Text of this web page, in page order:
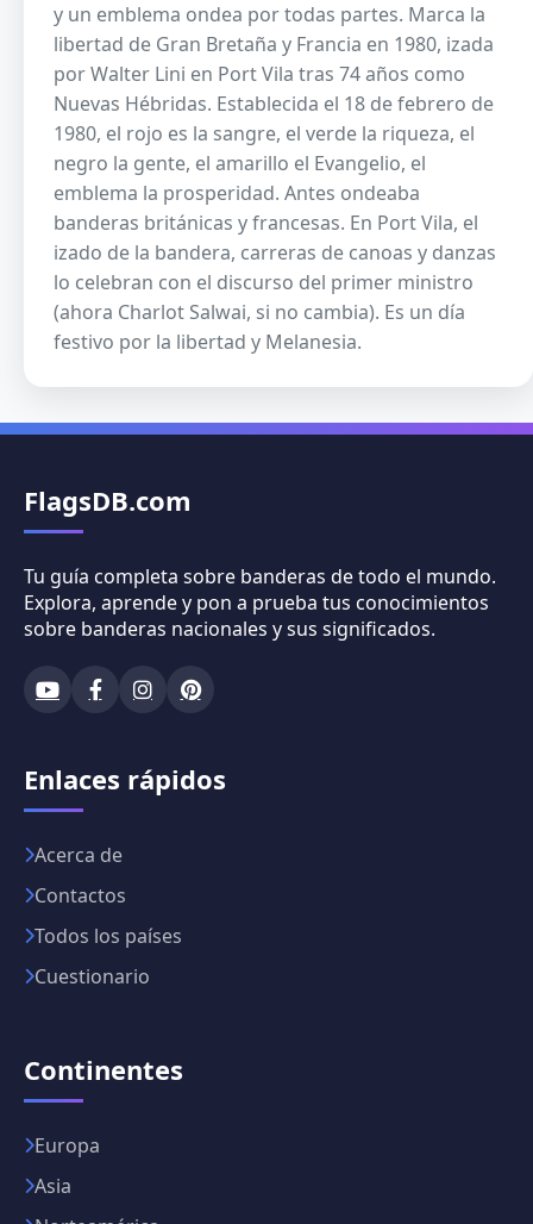
y un emblema ondea por todas partes. Marca la
libertad de Gran Bretaña y Francia en 1980, izada
por Walter Lini en Port Vila tras 74 años como
Nuevas Hébridas. Establecida el 18 de febrero de
1980, el rojo es la sangre, el verde la riqueza, el
negro la gente, el amarillo el Evangelio, el
emblema la prosperidad. Antes ondeaba
banderas británicas y francesas. En Port Vila, el
izado de la bandera, carreras de canoas y danzas
lo celebran con el discurso del primer ministro
(ahora Charlot Salwai, si no cambia). Es un día
festivo por la libertad y Melanesia.
FlagsDB.com
Tu guía completa sobre banderas de todo el mundo.
Explora, aprende y pon a prueba tus conocimientos
sobre banderas nacionales y sus significados.
Enlaces rápidos
Acerca de
Contactos
Todos los países
Cuestionario
Continentes
Europa
Asia